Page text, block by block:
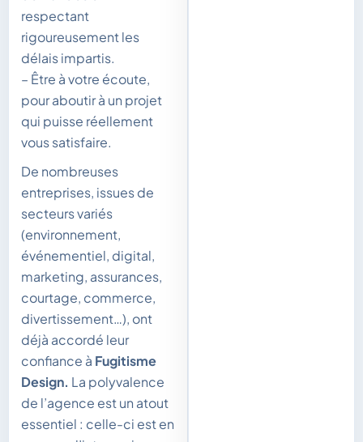
respectant
rigoureusement les
délais impartis.
– Être à votre écoute,
pour aboutir à un projet
qui puisse réellement
vous satisfaire.
De nombreuses
entreprises, issues de
secteurs variés
(environnement,
événementiel, digital,
marketing, assurances,
courtage, commerce,
divertissement…), ont
déjà accordé leur
confiance à Fugitisme
Design. La polyvalence
de l’agence est un atout
essentiel : celle-ci est en